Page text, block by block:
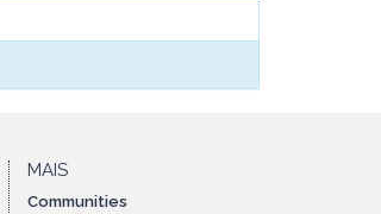
MAIS
Communities